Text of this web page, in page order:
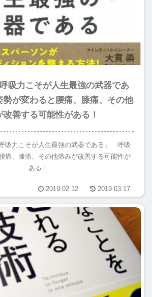
吸力こそが人生最強の武器であ
が変わると腰痛、膝痛、その他
改善する可能性がある！
吸力こそが人生最強の武器である」 呼吸
痛、膝痛、その他痛みが改善する可能性が
ある！
2019.02.12 2019.03.17